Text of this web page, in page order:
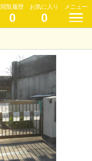
閲覧履歴
0
お気に入り
0
メニュー